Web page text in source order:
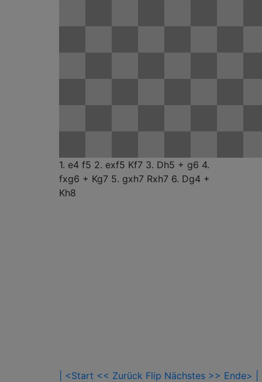
1. e4 f5 2. exf5 Kf7 3. Dh5 + g6 4.
fxg6 + Kg7 5. gxh7 Rxh7 6. Dg4 +
Kh8
| <Start << Zurück Flip Nächstes >> Ende> |